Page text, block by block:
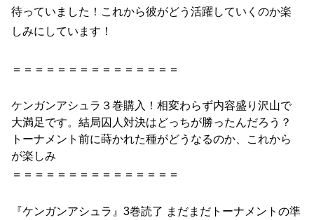
待っていました！これから彼がどう活躍していくのか楽
しみにしています！
＝＝＝＝＝＝＝＝＝＝＝＝＝＝＝
ケンガンアシュラ３巻購入！相変わらず内容盛り沢山で
大満足です。結局囚人対決はどっちが勝ったんだろう？
トーナメント前に蒔かれた種がどうなるのか、これから
が楽しみ
＝＝＝＝＝＝＝＝＝＝＝＝＝＝＝
『ケンガンアシュラ』3巻読了 まだまだトーナメントの準